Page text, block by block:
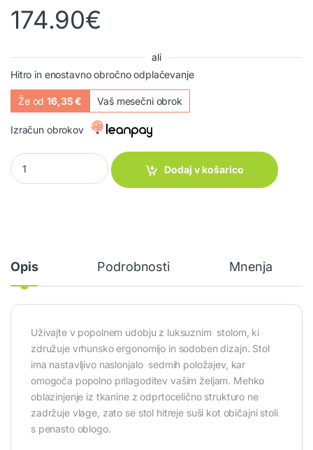
174.90€
ali
Hitro in enostavno obročno odplačevanje
Že od16,35 € Vaš mesečni obrok
Izračun obrokov
Stol Crespo AL/237 Deluxe quantity
Dodaj v košarico
Opis Podrobnosti Mnenja
Uživajte v popolnem udobju z luksuznim stolom, ki
združuje vrhunsko ergonomijo in sodoben dizajn. Stol
ima nastavljivo naslonjalo sedmih položajev, kar
omogoča popolno prilagoditev vašim željam. Mehko
oblazinjenje iz tkanine z odprtocelično strukturo ne
zadržuje vlage, zato se stol hitreje suši kot običajni stoli
s penasto oblogo.